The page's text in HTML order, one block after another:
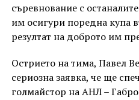
съревнование с
им осигури поредна купа
резултат на доброто им
Острието на тима, Павел
сериозна заявка, че ще
голмайстор на АНЛ –